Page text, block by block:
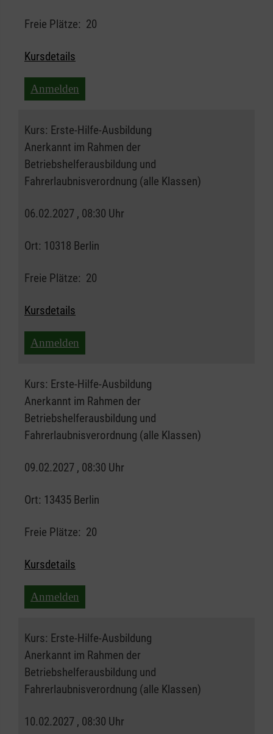
Freie Plätze: 20
Kursdetails
Anmelden
Kurs: Erste-Hilfe-Ausbildung
Anerkannt im Rahmen der
Betriebshelferausbildung und
Fahrerlaubnisverordnung (alle Klassen)
06.02.2027 , 08:30 Uhr
Ort: 10318 Berlin
Freie Plätze: 20
Kursdetails
Anmelden
Kurs: Erste-Hilfe-Ausbildung
Anerkannt im Rahmen der
Betriebshelferausbildung und
Fahrerlaubnisverordnung (alle Klassen)
09.02.2027 , 08:30 Uhr
Ort: 13435 Berlin
Freie Plätze: 20
Kursdetails
Anmelden
Kurs: Erste-Hilfe-Ausbildung
Anerkannt im Rahmen der
Betriebshelferausbildung und
Fahrerlaubnisverordnung (alle Klassen)
10.02.2027 , 08:30 Uhr